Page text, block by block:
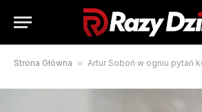
Strona Główna » Artur Soboń w ogniu pytań